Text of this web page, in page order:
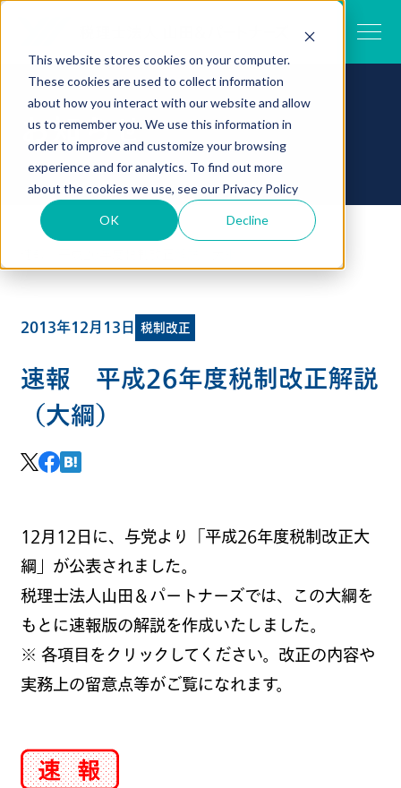
This website stores cookies on your computer.
These cookies are used to collect information
about how you interact with our website and allow
us to remember you. We use this information in
order to improve and customize your browsing
experience and for analytics. To find out more
about the cookies we use, see our Privacy Policy
OK Decline
お知らせ
TOP
2013年12月13日 税制改正
速報 平成26年度税制改正解説
（大綱）
12月12日に、与党より「平成26年度税制改正大
綱」が公表されました。
税理士法人山田＆パートナーズでは、この大綱を
もとに速報版の解説を作成いたしました。
※ 各項目をクリックしてください。改正の内容や
実務上の留意点等がご覧になれます。